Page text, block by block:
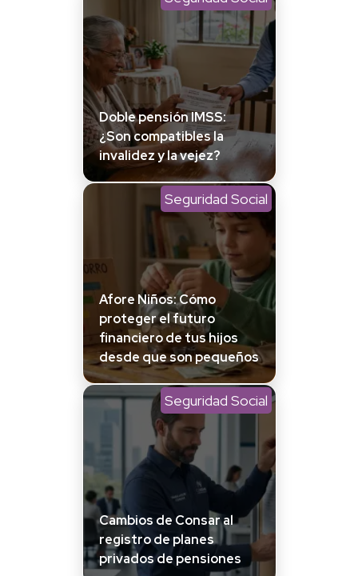
Doble pensión IMSS:
¿Son compatibles la
invalidez y la vejez?
Seguridad Social
Afore Niños: Cómo
proteger el futuro
financiero de tus hijos
desde que son pequeños
Seguridad Social
Cambios de Consar al
registro de planes
privados de pensiones